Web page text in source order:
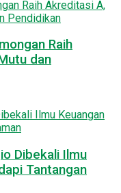
Raih
dan
Dibekali Ilmu
Tantangan